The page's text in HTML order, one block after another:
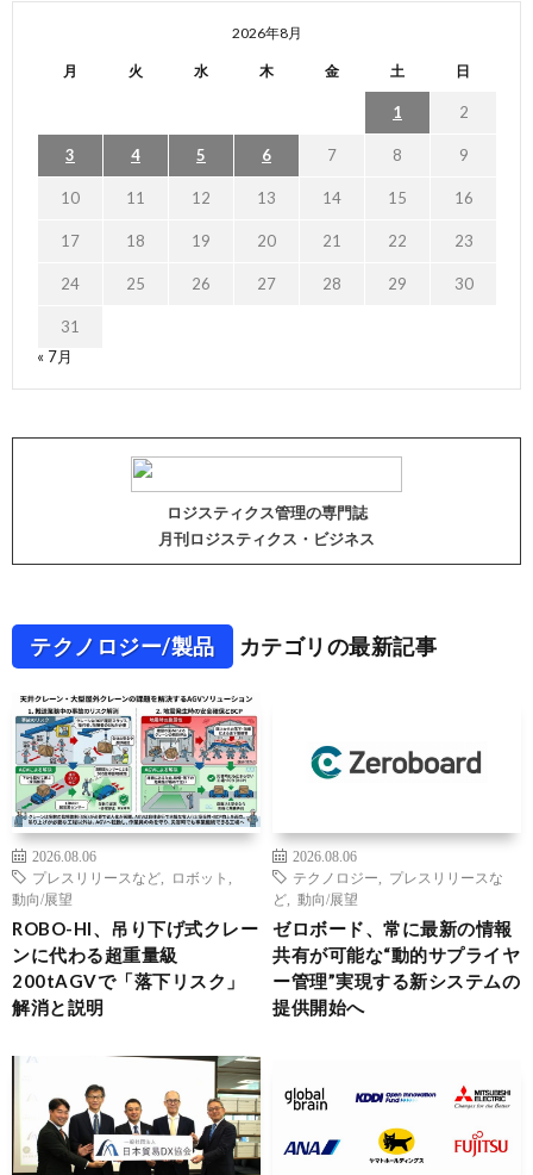
2026年8月
月 火 水 木 金 土 日
1 2
3 4 5 6 7 8 9
10 11 12 13 14 15 16
17 18 19 20 21 22 23
24 25 26 27 28 29 30
31
« 7月
ロジスティクス管理の専門誌
月刊ロジスティクス・ビジネス
テクノロジー/製品 カテゴリの最新記事
2026.08.06
プレスリリースなど
ロボット
動向/展望
ROBO-HI、吊り下げ式クレー
ンに代わる超重量級
200tAGVで「落下リスク」
解消と説明
2026.08.06
テクノロジー
プレスリリースな
ど
動向/展望
ゼロボード、常に最新の情報
共有が可能な“動的サプライヤ
ー管理”実現する新システムの
提供開始へ